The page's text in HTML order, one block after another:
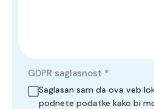
GDPR saglasnost *
Saglasan sam da ova veb
podnete podatke kako bi